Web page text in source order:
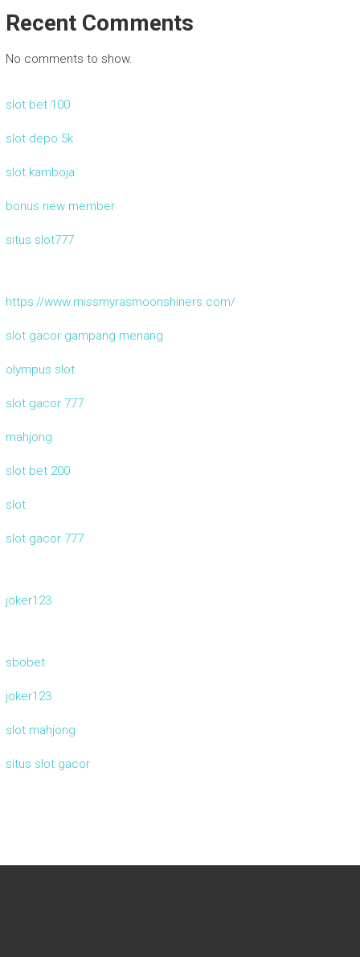
Recent Comments
No comments to show.
slot bet 100
slot depo 5k
slot kamboja
bonus new member
situs slot777
https://www.missmyrasmoonshiners.com/
slot gacor gampang menang
olympus slot
slot gacor 777
mahjong
slot bet 200
slot
slot gacor 777
joker123
sbobet
joker123
slot mahjong
situs slot gacor